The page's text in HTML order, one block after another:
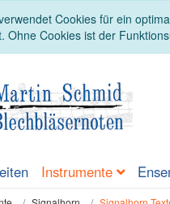
Cookies für ein
Ohne Cookies ist der
Instrumente